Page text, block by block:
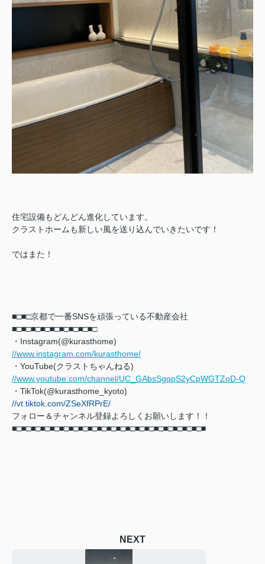
住宅設備もどんどん進化しています。
クラストホームも新しい風を送り込んでいきたいです！
ではまた！
■□■□京都で一番SNSを頑張っている不動産会社
■□■□■□■□■□■□■□■□■□
・Instagram(@kurasthome)
//www.instagram.com/kurasthome/
・YouTube(クラストちゃんねる)
//www.youtube.com/channel/UC_GAbsSgqpS2yCpWGTZoD-Q
・TikTok(@kurasthome_kyoto)
//vt.tiktok.com/ZSeXfRPrE/
フォロー＆チャンネル登録よろしくお願いします！！
■□■□■□■□■□■□■□■□■□■□■□■□■□■□■□■□■□■□■□■□■
NEXT